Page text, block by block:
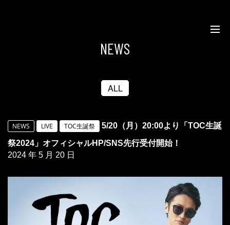
NEWS
ALL
NEWS LIVE TOC生誕祭
5/20（月）20:00より「TOC生誕
祭2024」オフィシャルHP/SNS先行受付開始！
2024 年 5 月 20 日